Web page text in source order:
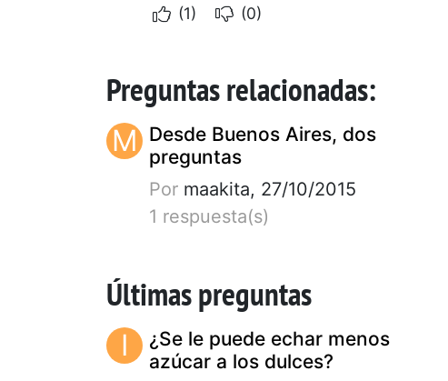
(1)
(0)
Preguntas relacionadas:
M Desde Buenos Aires, dos
preguntas
Por maakita, 27/10/2015
1 respuesta(s)
Últimas preguntas
I
¿Se le puede echar menos
azúcar a los dulces?